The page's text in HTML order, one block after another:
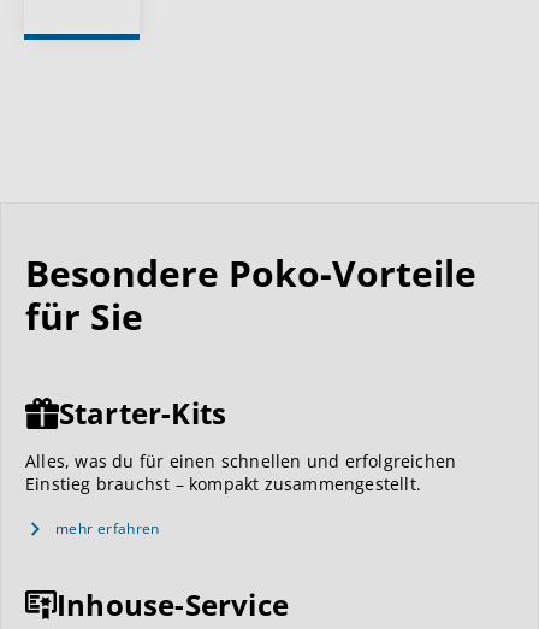
Besondere Poko-Vorteile
für Sie
Starter-Kits
Alles, was du für einen schnellen und erfolgreichen
Einstieg brauchst – kompakt zusammengestellt.
mehr erfahren
Inhouse-Service